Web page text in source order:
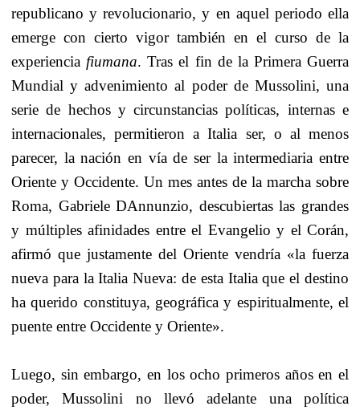
republicano y revolucionario, y en aquel periodo ella
emerge con cierto vigor también en el curso de la
experiencia fiumana. Tras el fin de la Primera Guerra
Mundial y advenimiento al poder de Mussolini, una
serie de hechos y circunstancias políticas, internas e
internacionales, permitieron a Italia ser, o al menos
parecer, la nación en vía de ser la intermediaria entre
Oriente y Occidente. Un mes antes de la marcha sobre
Roma, Gabriele DAnnunzio, descubiertas las grandes
y múltiples afinidades entre el Evangelio y el Corán,
afirmó que justamente del Oriente vendría «la fuerza
nueva para la Italia Nueva: de esta Italia que el destino
ha querido constituya, geográfica y espiritualmente, el
puente entre Occidente y Oriente».
Luego, sin embargo, en los ocho primeros años en el
poder, Mussolini no llevó adelante una política